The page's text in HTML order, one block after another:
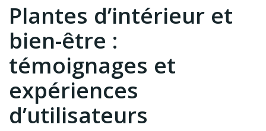
Plantes d’intérieur et
bien-être :
témoignages et
expériences
d’utilisateurs